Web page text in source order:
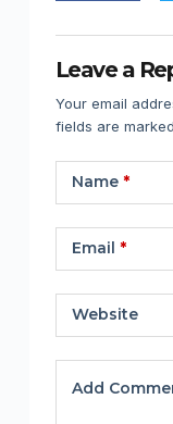
Leave a
Your email
fields are marked
Name*
Email *
Website
Add